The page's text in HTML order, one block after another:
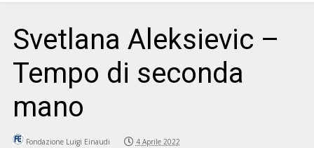
Svetlana Aleksievic –
Tempo di seconda
mano
Fondazione Luigi Einaudi 4 Aprile 2022